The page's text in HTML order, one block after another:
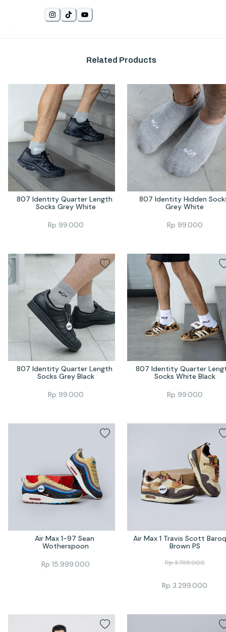
Related Products
807 Identity Quarter Length
Socks Grey White
Rp 99.000
807 Identity Hidden
Grey White
Rp 99.000
807 Identity Quarter Length
Socks Grey Black
Rp 99.000
807 Identity Quarter
Socks White Black
Rp 99.000
Air Max 1-97 Sean
Wotherspoon
Rp 15.999.000
Air Max 1 Travis Scott
Brown PS
Rp3.799.000
Rp 3.299.000